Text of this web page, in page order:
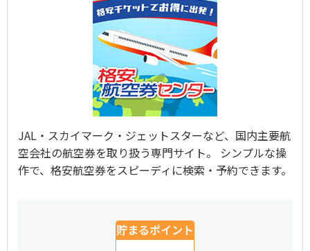
JAL・スカイマーク・ジェットスターなど、国内主要航
空会社の航空券を取り扱う専門サイト。 シンプルな操
作で、格安航空券をスピーディに検索・予約できます。
貯まるポイント